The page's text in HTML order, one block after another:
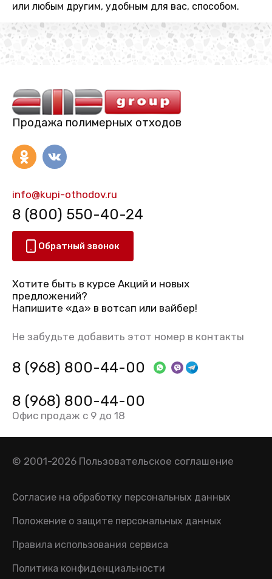
или любым другим, удобным для вас, способом.
Продажа полимерных отходов
info@kupi-othodov.ru
8 (800) 550-40-24
Обратный звонок
Хотите быть в курсе Акций и новых
предложений?
Напишите «да» в вотсап или вайбер!
Не забудьте добавить этот номер в контакты
8 (968) 800-44-00
8 (968) 800-44-00
Офис продаж с 9 до 18
© 2001-2026 Пользовательское соглашение
Согласие на обработку персональных данных
Положение о защите персональных данных
Правила использования сервиса
Политика конфиденциальности